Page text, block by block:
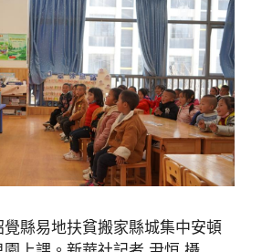
縣易地扶貧搬家縣城集中安頓